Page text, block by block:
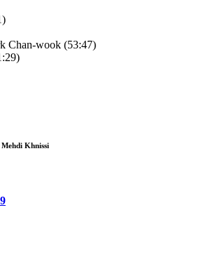
Chan-wook (53:47)
Mehdi Khnissi